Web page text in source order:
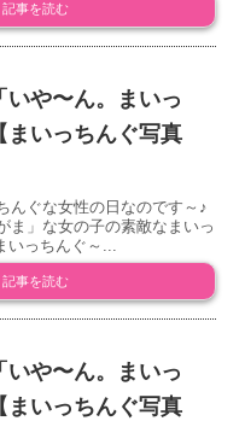
記事を読む
いや〜ん。まいっ
まいっちんぐ写真
んぐな女性の日なのです～♪
ま」な女の子の素敵なまいっ
いっちんぐ～...
記事を読む
いや〜ん。まいっ
まいっちんぐ写真